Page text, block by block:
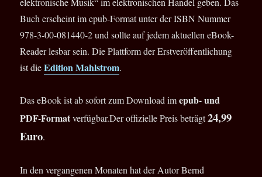
Buch erscheint im epub-Format unter der ISBN Nummer
978-3-00-081440-2 und sollte auf jedem aktuellen eBook-
Reader lesbar sein. Die Plattform der Erstveröffentlichung
ist dieEdition Mahlstrom.
Das eBook ist ab sofort zum Download imepub- und
PDF-Formatverfügbar.Der offizielle Preis beträgt24,99
Euro.
In den vergangenen Monaten hat der Autor Bernd